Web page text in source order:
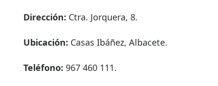
Dirección: Ctra. Jorquera, 8.
Ubicación: Casas Ibáñez, Albacete.
Teléfono: 967 460 111.